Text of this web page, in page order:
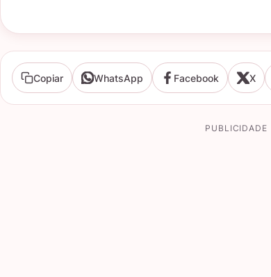
Copiar WhatsApp Facebook X
PUBLICIDADE